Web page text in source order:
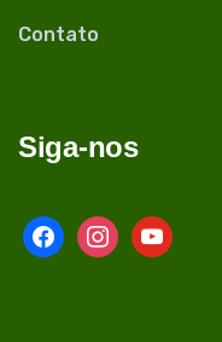
Contato
Siga-nos
facebookinstagram
youtube